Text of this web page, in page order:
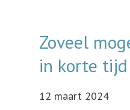
Zoveel
in korte tijd
12 maart 2024